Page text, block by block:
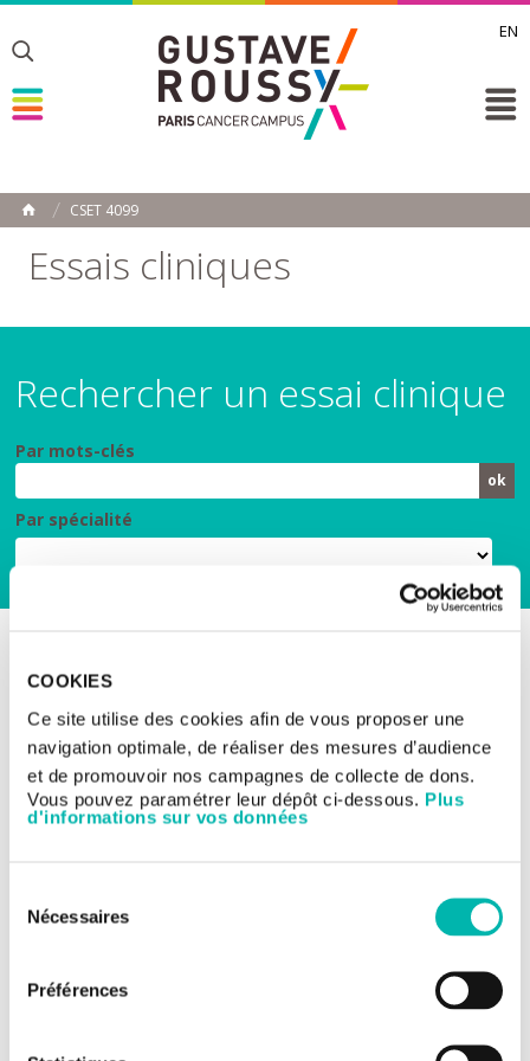
COOKIES
Ce site utilise des cookies afin de vous proposer une
navigation optimale, de réaliser des mesures d’audience
et de promouvoir nos campagnes de collecte de dons.
Vous pouvez paramétrer leur dépôt ci-dessous. Plus
d'informations sur vos données
Nécessaires
Préférences
EN
Toggle
Toggle
ACCUEIL
CSET 4099
Essais cliniques
Rechercher un essai clinique
Par mots-clés
Par spécialité
Les essais cliniques
thoraciques
Essai de phase 2 dans le
cancer bronchique non à
petites cellules
Etude randomisée de phase 2, en ouvert, contrôlée avec
avec une chimioradiothérapie suivie de durvalumab
dans le cancer du poumon non à petites cellules de